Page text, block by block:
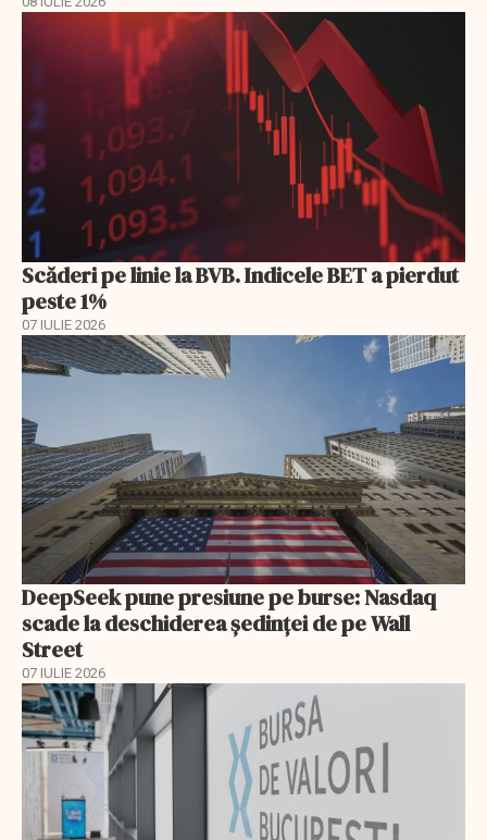
Scăderi pe linie la BVB. Indicele BET a pierdut
peste 1%
07 IULIE 2026
DeepSeek pune presiune pe burse: Nasdaq
scade la deschiderea ședinței de pe Wall
Street
07 IULIE 2026